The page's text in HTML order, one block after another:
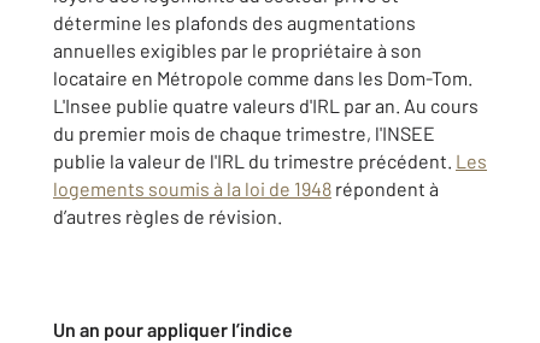
détermine les plafonds des augmentations
annuelles exigibles par le propriétaire à son
locataire en Métropole comme dans les Dom-Tom.
L'Insee publie quatre valeurs d'IRL par an. Au cours
du premier mois de chaque trimestre, l'INSEE
publie la valeur de l'IRL du trimestre précédent. Les
logements soumis à la loi de 1948 répondent à
d’autres règles de révision.
Un an pour appliquer l’indice